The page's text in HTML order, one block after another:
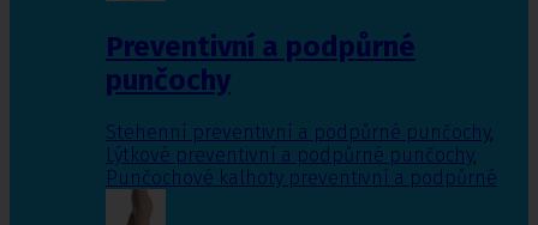
Preventivní a podpůrné
punčochy
Stehenní preventivní a podpůrné punčochy,
Lýtkové preventivní a podpůrné punčochy,
Punčochové kalhoty preventivní a podpůrné